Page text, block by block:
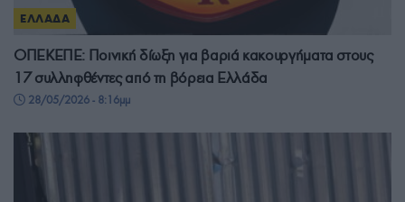
ΕΛΛΑΔΑ
ΟΠΕΚΕΠΕ: Ποινική δίωξη για βαριά κακουργήματα στους
17 συλληφθέντες από τη βόρεια Ελλάδα
28/05/2026 - 8:16μμ